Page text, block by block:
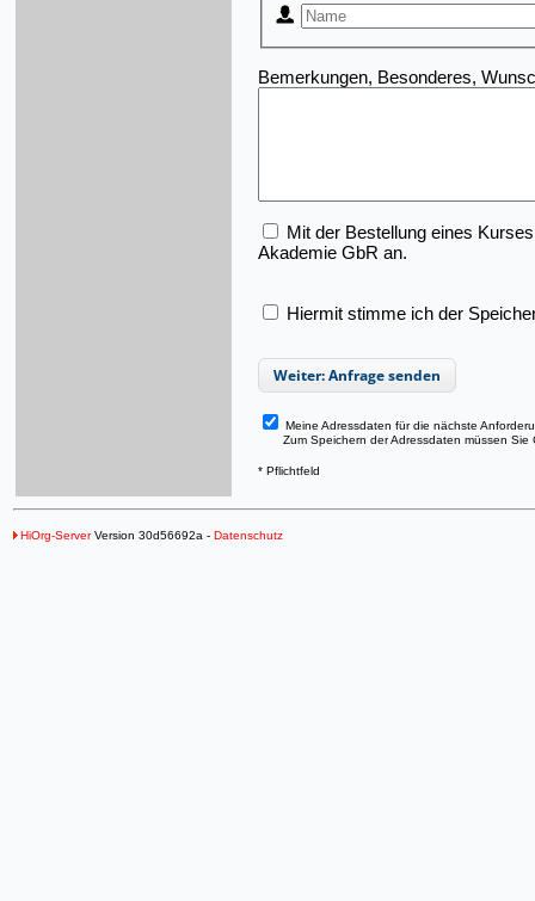
Bemerkungen, Besonderes,
Mit der Bestellung eines
Akademie GbR an.
Hiermit stimme ich der
Weiter: Anfrage senden
Meine Adressdaten für die nächste
Zum Speichern der Adressdaten müssen Sie
* Pflichtfeld
HiOrg-ServerVersion 30d56692a - Datenschutz